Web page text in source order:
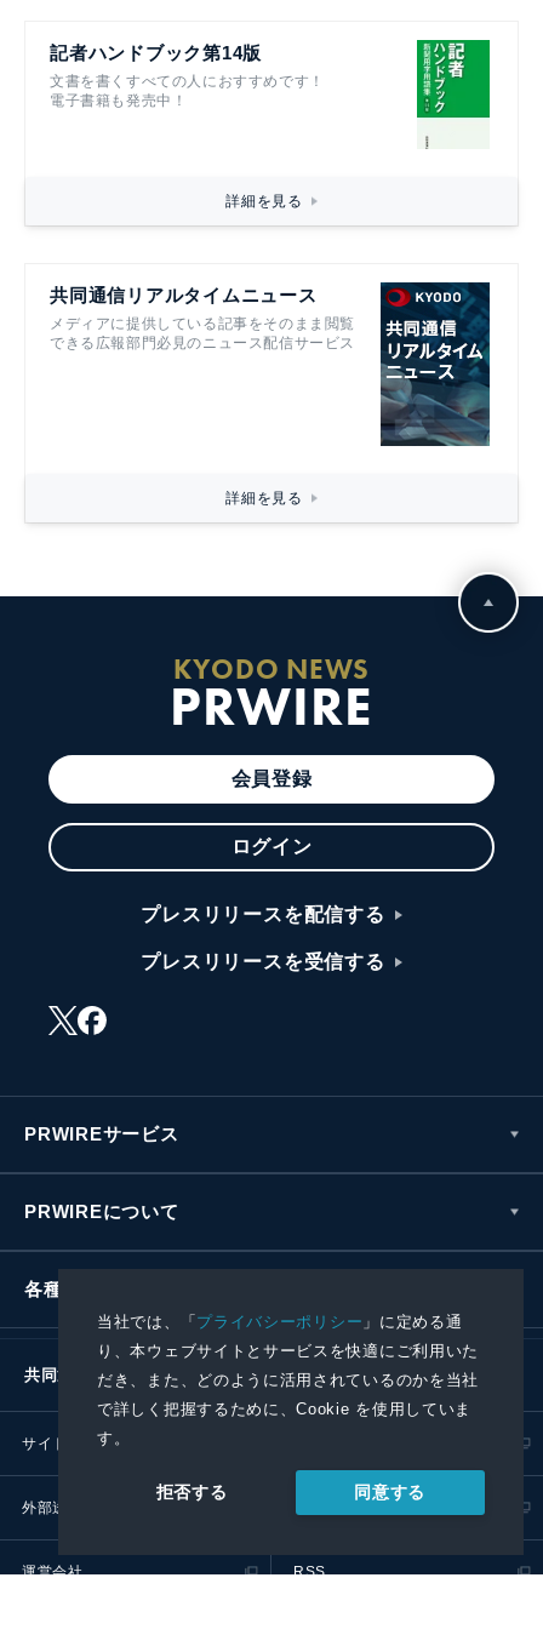
当社では、「プライバシーポリシー 」に定める通
り、本ウェブサイトとサービスを快適にご利用いた
だき、また、どのように活用されているのかを当社
で詳しく把握するために、Cookie を使用していま
す。
拒否する 同意する
記者ハンドブック第14版
文書を書くすべての人におすすめです！
電子書籍も発売中！
詳細を見る
共同通信リアルタイムニュース
メディアに提供している記事をそのまま閲覧
できる広報部門必見のニュース配信サービス
詳細を見る
KYODO NEWS
PRWIRE
会員登録
ログイン
プレスリリースを配信する
プレスリリースを受信する
PRWIREサービス
PRWIREについて
各種お問い合わせ
共同通信社グループ
サイトポリシー
外部送信ポリシー
運営会社 RSS